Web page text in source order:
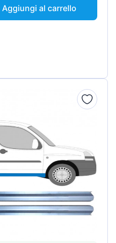
Aggiungi al carrello